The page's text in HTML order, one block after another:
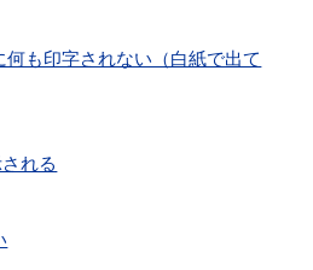
も印字されない（白紙で出て
れる